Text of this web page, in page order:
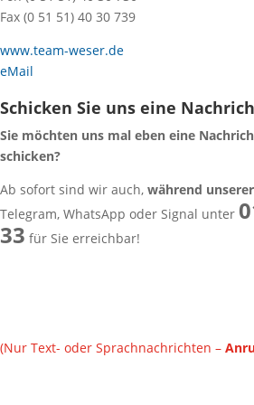
Fax (0 51 51) 40 30 739
www.team-weser.de
eMail
Schicken Sie uns eine
Sie möchten uns mal eben eine
schicken?
Ab sofort sind wir auch, während
Telegram, WhatsApp oder Signal unter
33 für Sie erreichbar!
(Nur Text- oder Sprachnachrichten –